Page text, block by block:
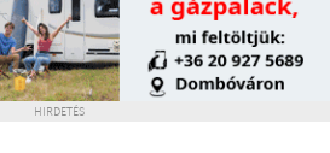
HIRDETÉS